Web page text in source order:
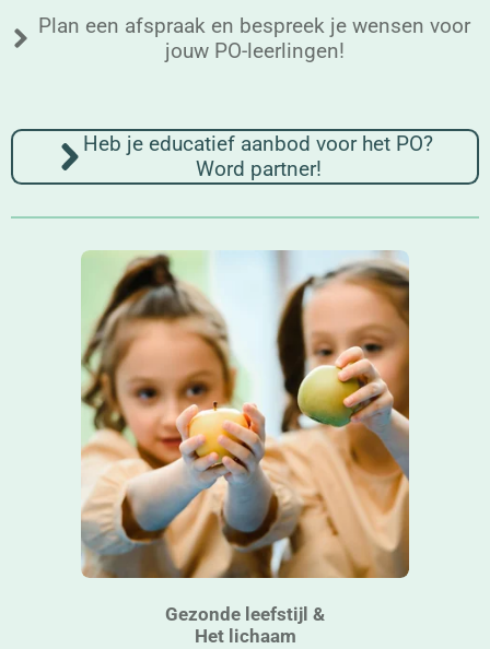
Plan een afspraak en bespreek je wensen voor
jouw PO-leerlingen!
Heb je educatief aanbod voor het PO?
Word partner!
Gezonde leefstijl &
Het lichaam